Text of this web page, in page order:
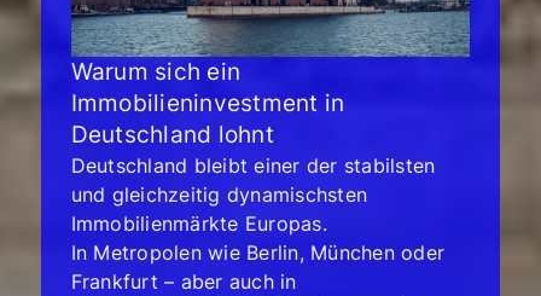
Warum sich ein
Immobilieninvestment in
Deutschland lohnt
Deutschland bleibt einer der stabilsten
und gleichzeitig dynamischsten
Immobilienmärkte Europas.
In Metropolen wie Berlin, München oder
Frankfurt – aber auch in